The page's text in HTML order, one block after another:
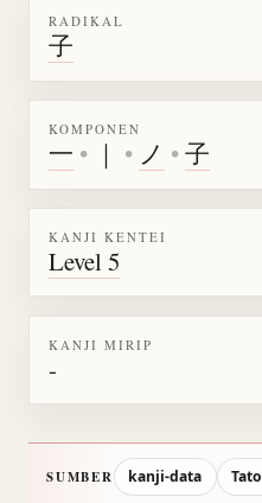
RADIKAL
子
KOMPONEN
一 • ｜ • ノ •子
KANJI KENTEI
Level 5
KANJI MIRIP
-
SUMBER kanji-data